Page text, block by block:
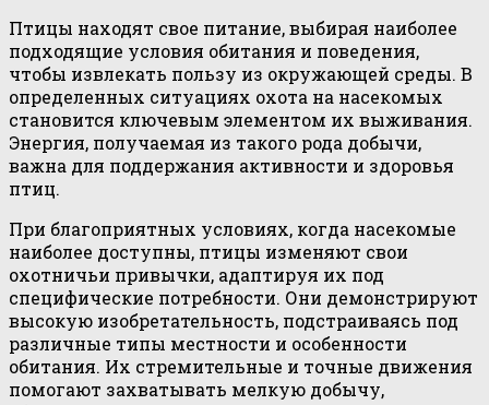
Птицы находят свое питание, выбирая наиболее
подходящие условия обитания и поведения,
чтобы извлекать пользу из окружающей среды. В
определенных ситуациях охота на насекомых
становится ключевым элементом их выживания.
Энергия, получаемая из такого рода добычи,
важна для поддержания активности и здоровья
птиц.
При благоприятных условиях, когда насекомые
наиболее доступны, птицы изменяют свои
охотничьи привычки, адаптируя их под
специфические потребности. Они демонстрируют
высокую изобретательность, подстраиваясь под
различные типы местности и особенности
обитания. Их стремительные и точные движения
помогают захватывать мелкую добычу,